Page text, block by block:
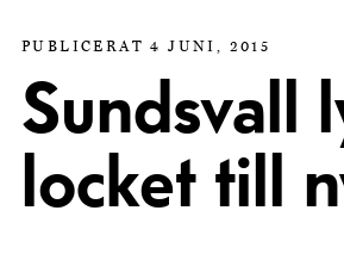
PUBLICERAT 4 JUNI, 2015
Sundsvall
locket till